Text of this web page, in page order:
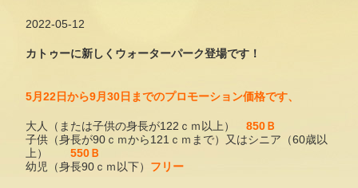
2022-05-12
カトゥーに新しくウォーターパーク登場です！
5月22日から9月30日までのプロモーション価格です、
大人（または子供の身長が122ｃｍ以上）850Ｂ
子供（身長が90ｃｍから121ｃｍまで）又はシニア（60歳以
上）550Ｂ
幼児（身長90ｃｍ以下） フリー